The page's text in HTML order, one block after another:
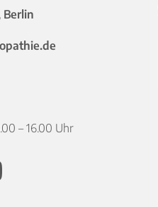
– 16.00 Uhr